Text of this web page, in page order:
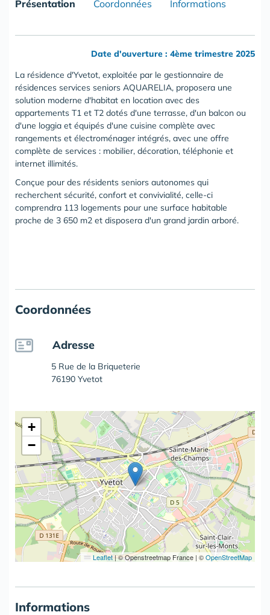
Présentation Coordonnées Informations
Date d'ouverture : 4ème trimestre 2025
La résidence d'Yvetot, exploitée par le gestionnaire de
résidences services seniors AQUARELIA, proposera une
solution moderne d'habitat en location avec des
appartements T1 et T2 dotés d'une terrasse, d'un balcon ou
d'une loggia et équipés d'une cuisine complète avec
rangements et électroménager intégrés, avec une offre
complète de services : mobilier, décoration, téléphonie et
internet illimités.
Conçue pour des résidents seniors autonomes qui
recherchent sécurité, confort et convivialité, celle-ci
comprendra 113 logements pour une surface habitable
proche de 3 650 m2 et disposera d'un grand jardin arboré.
Coordonnées
Adresse
5 Rue de la Briqueterie
76190 Yvetot
+
−
Leaflet|© Openstreetmap France | ©OpenStreetMap
Informations